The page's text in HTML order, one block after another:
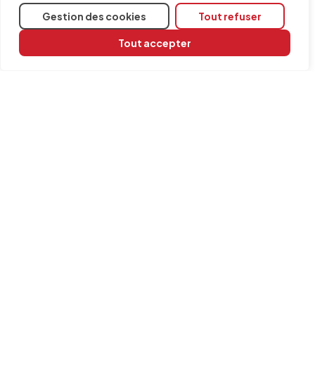
Gestion des cookies Tout refuser
Tout accepter